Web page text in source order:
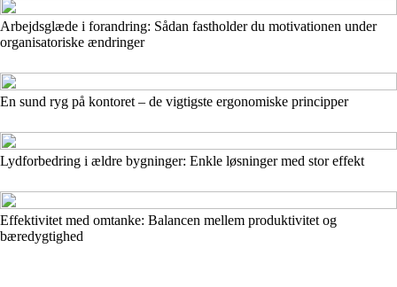
Arbejdsglæde i forandring: Sådan fastholder du motivationen under
organisatoriske ændringer
En sund ryg på kontoret – de vigtigste ergonomiske principper
Lydforbedring i ældre bygninger: Enkle løsninger med stor effekt
Effektivitet med omtanke: Balancen mellem produktivitet og
bæredygtighed